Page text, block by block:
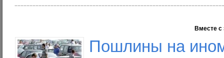
Вместе с
Пошлины на